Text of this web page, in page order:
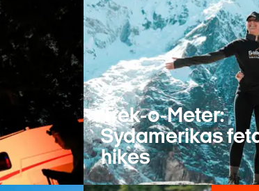
Trek-o-Meter:
Sydamerikas
hikes